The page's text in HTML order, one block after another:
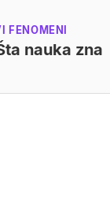
nauka zna